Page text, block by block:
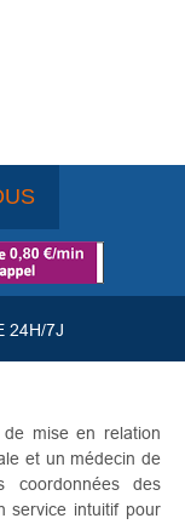
24H/7J
de mise en relation
et un médecin de
coordonnées des
service intuitif pour